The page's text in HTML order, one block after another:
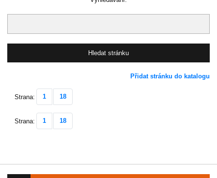
Přidat stránku do katalogu
Strana: 1 18
Strana: 1 18